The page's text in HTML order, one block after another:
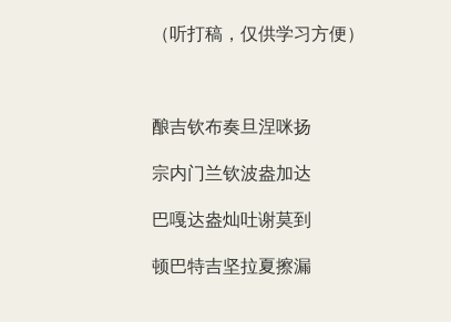
（听打稿，仅供学习方便）
酿吉钦布奏旦涅咪扬
宗内门兰钦波盎加达
巴嘎达盎灿吐谢莫到
顿巴特吉坚拉夏擦漏